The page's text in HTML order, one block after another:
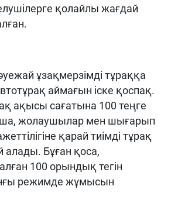
қолайлы жағдай
ұзақмерзімді тұраққа
аймағын іске қоспақ.
ақысы сағатына 100 теңге
жолаушылар мен шығарып
қарай тиімді тұрақ
алады. Бұған қоса,
100 орындық тегін
режимде жұмысын